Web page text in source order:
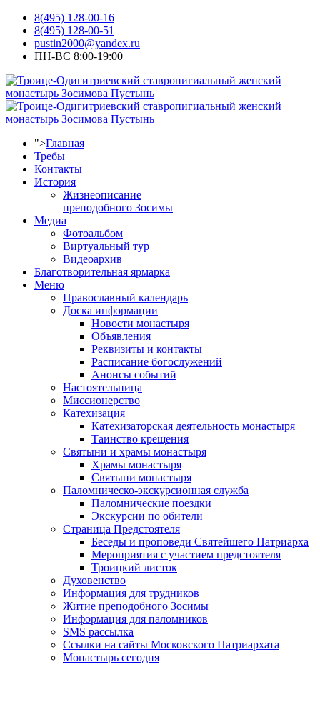
8(495) 128-00-16
8(495) 128-00-51
pustin2000@yandex.ru
ПН-ВС 8:00-19:00
">Главная
Требы
Контакты
История
Жизнеописание
преподобного Зосимы
Медиа
Фотоальбом
Виртуальный тур
Видеоархив
Благотворительная ярмарка
Меню
Православный календарь
Доска информации
Новости монастыря
Объявления
Реквизиты и контакты
Расписание богослужений
Анонсы событий
Настоятельница
Миссионерство
Катехизация
Катехизаторская деятельность монастыря
Таинство крещения
Святыни и храмы монастыря
Храмы монастыря
Святыни монастыря
Паломническо-экскурсионная служба
Паломнические поездки
Экскурсии по обители
Страница Предстоятеля
Беседы и проповеди Святейшего Патриарха
Мероприятия с участием предстоятеля
Троицкий листок
Духовенство
Информация для трудников
Житие преподобного Зосимы
Информация для паломников
SMS рассылка
Ссылки на сайты Московского Патриархата
Монастырь сегодня